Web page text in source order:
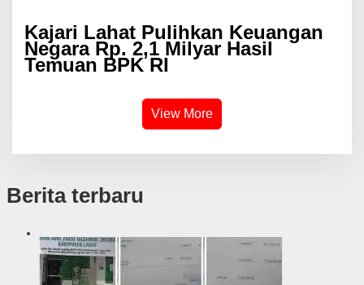
Kajari Lahat Pulihkan Keuangan
Negara Rp. 2,1 Milyar Hasil
Temuan BPK RI
View More
Berita terbaru